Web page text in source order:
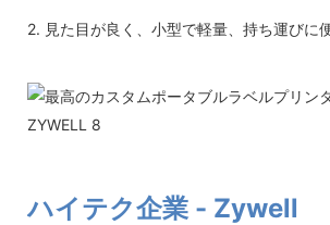
2. 見た目が良く、小型で軽量、持ち運びに
ハイテク企業 - Zywell